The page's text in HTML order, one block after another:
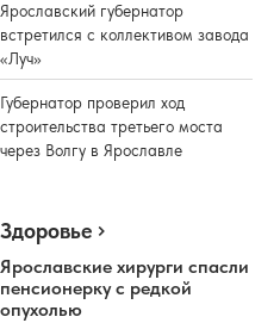
Ярославский губернатор
встретился с коллективом завода
«Луч»
Губернатор проверил ход
строительства третьего моста
через Волгу в Ярославле
Здоровье
Ярославские хирурги спасли
пенсионерку с редкой
опухолью